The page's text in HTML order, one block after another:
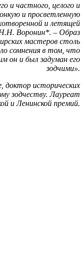
и частного, целого и
и просветленную
и летящей
Воронин*. – Образ
мастеров столь
сомнения в том, что
он и был задуман его
зодчими».
доктор исторических
зодчеству. Лауреат
и Ленинской премий.